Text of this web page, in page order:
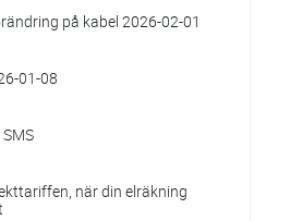
på kabel 2026-02-01
01-08
när din elräkning